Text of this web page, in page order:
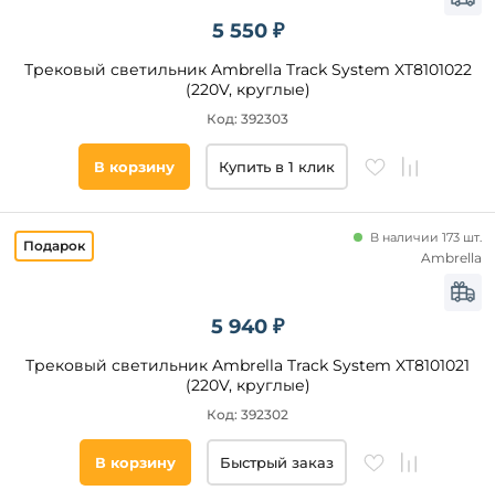
5 550 ₽
Трековый светильник Ambrella Track System XT8101022
(220V, круглые)
Код: 392303
В корзину Купить в 1 клик
5 940 ₽
Трековый светильник Ambrella Track System XT8101021
(220V, круглые)
В наличии 173 шт.
Код: 392302
Ambrella
В корзину Быстрый заказ